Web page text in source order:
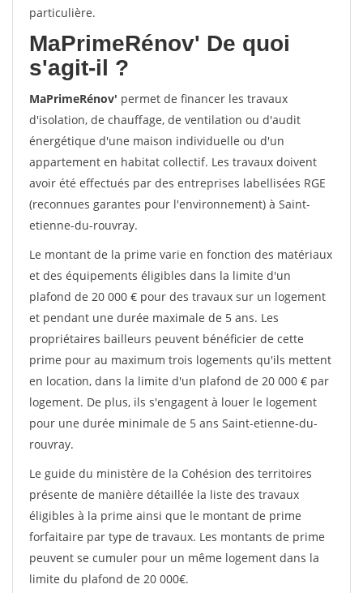
particulière.
MaPrimeRénov' De quoi
s'agit-il ?
MaPrimeRénov' permet de financer les travaux
d'isolation, de chauffage, de ventilation ou d'audit
énergétique d'une maison individuelle ou d'un
appartement en habitat collectif. Les travaux doivent
avoir été effectués par des entreprises labellisées RGE
(reconnues garantes pour l'environnement) à Saint-
etienne-du-rouvray.
Le montant de la prime varie en fonction des matériaux
et des équipements éligibles dans la limite d'un
plafond de 20 000 € pour des travaux sur un logement
et pendant une durée maximale de 5 ans. Les
propriétaires bailleurs peuvent bénéficier de cette
prime pour au maximum trois logements qu'ils mettent
en location, dans la limite d'un plafond de 20 000 € par
logement. De plus, ils s'engagent à louer le logement
pour une durée minimale de 5 ans Saint-etienne-du-
rouvray.
Le guide du ministère de la Cohésion des territoires
présente de manière détaillée la liste des travaux
éligibles à la prime ainsi que le montant de prime
forfaitaire par type de travaux. Les montants de prime
peuvent se cumuler pour un même logement dans la
limite du plafond de 20 000€.